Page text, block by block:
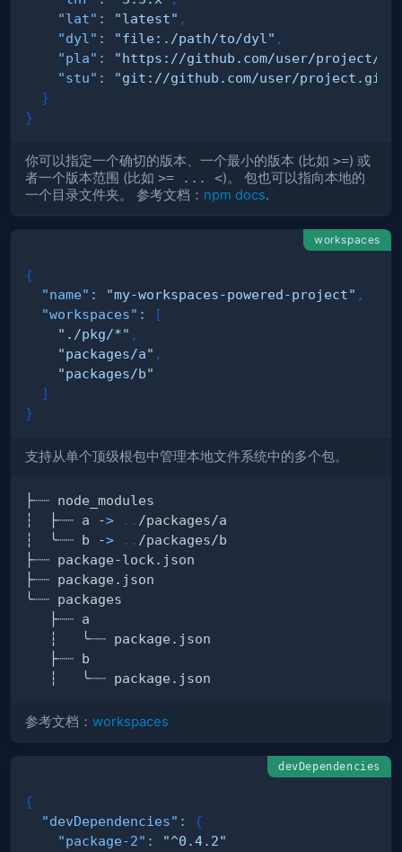
"lat" : "latest" ,
"dyl" : "file:./path/to/dyl" ,
"pla" :
"https://github.com/user/project/
"stu" :
"git://github.com/user/
}
}
你可以指定一个确切的版本、一个最小的版本 (比如 >=) 或
者一个版本范围 (比如 >= ... <)。 包也可以指向本地的
一个目录文件夹。 参考文档： npm docs.
workspaces
{
"name" : "my-workspaces-powered-project" ,
"workspaces" :
[
"./pkg/*" ,
"packages/a" ,
"packages/b"
]
}
支持从单个顶级根包中管理本地文件系统中的多个包。
┆  ├┈┈ a -> ..
┆  ╰┈┈ b -> ..
参考文档： workspaces
devDependencies
{
"devDependencies" :
{
"package-2" :
"^0.4.2"